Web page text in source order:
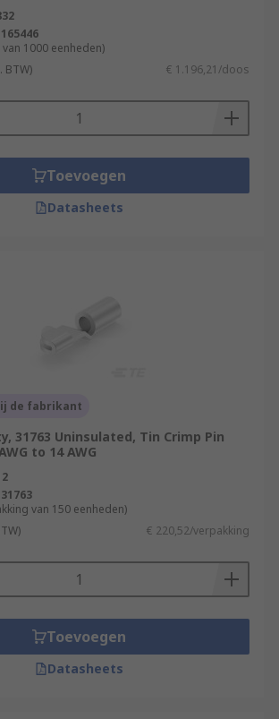
165446
1000 eenheden)
BTW) € 1.196,21/doos
Toevoegen
Datasheets
de fabrikant
31763 Uninsulated, Tin Crimp Pin
to 14 AWG
31763
van 150 eenheden)
€ 220,52/verpakking
Toevoegen
Datasheets